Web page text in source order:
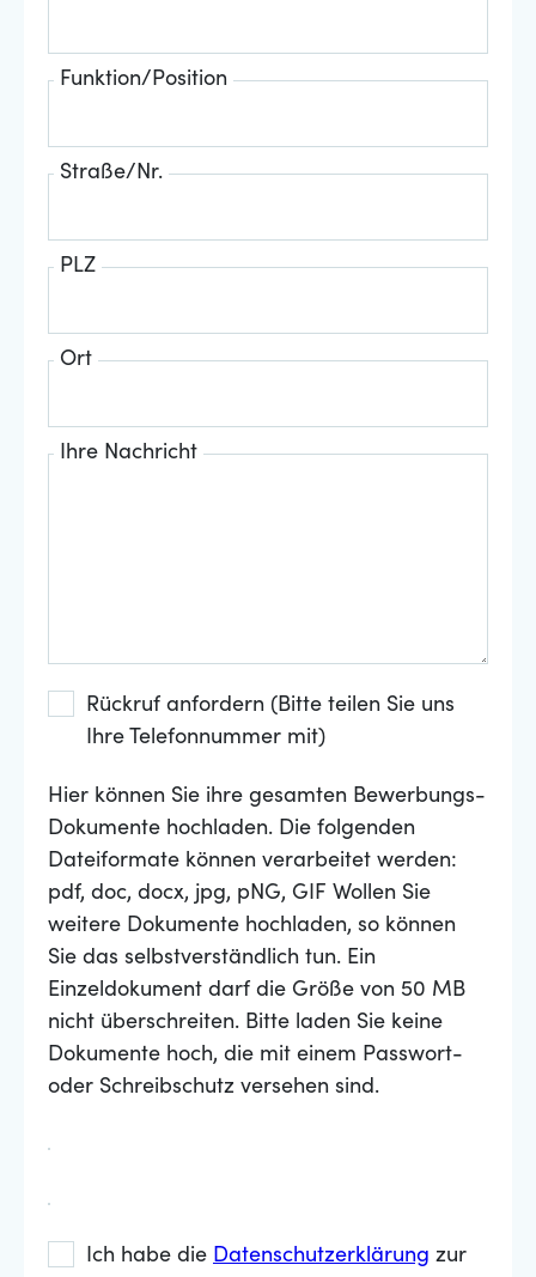
Funktion/Position
Straße/Nr.
PLZ
Ort
Ihre Nachricht
Rückruf anfordern (Bitte teilen Sie uns
Ihre Telefonnummer mit)
Hier können Sie ihre gesamten Bewerbungs-
Dokumente hochladen. Die folgenden
Dateiformate können verarbeitet werden:
pdf, doc, docx, jpg, pNG, GIF Wollen Sie
weitere Dokumente hochladen, so können
Sie das selbstverständlich tun. Ein
Einzeldokument darf die Größe von 50 MB
nicht überschreiten. Bitte laden Sie keine
Dokumente hoch, die mit einem Passwort-
oder Schreibschutz versehen sind.
Ich habe die Datenschutzerklärung zur